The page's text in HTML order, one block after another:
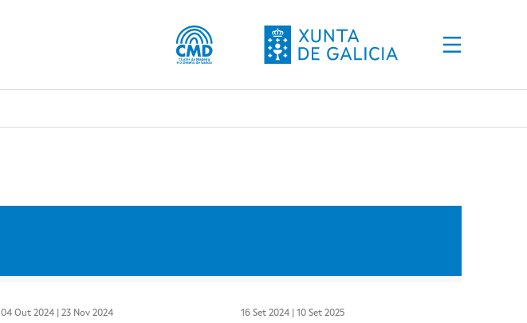
04 Out 2024 | 23 Nov 2024
16 Set 2024 | 10 Set 2025